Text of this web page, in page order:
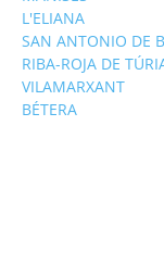
L'ELIANA
SAN ANTONIO DE
RIBA-ROJA DE
VILAMARXANT
BÉTERA